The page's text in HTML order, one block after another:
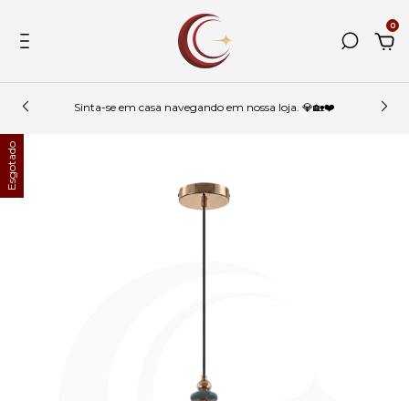
0
Sinta-se em casa navegando em nossa loja. 💎🏡❤️
Esgotado